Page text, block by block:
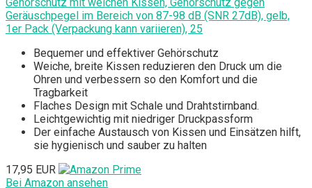
Gehörschutz mit weichen Kissen, Gehörschutz gegen
Geräuschpegel im Bereich von 87-98 dB (SNR 27dB), gelb,
1er Pack (Verpackung kann variieren), 25
Bequemer und effektiver Gehörschutz
Weiche, breite Kissen reduzieren den Druck um die
Ohren und verbessern so den Komfort und die
Tragbarkeit
Flaches Design mit Schale und Drahtstirnband.
Leichtgewichtig mit niedriger Druckpassform
Der einfache Austausch von Kissen und Einsätzen hilft,
sie hygienisch und sauber zu halten
17,95 EUR
Bei Amazon ansehen